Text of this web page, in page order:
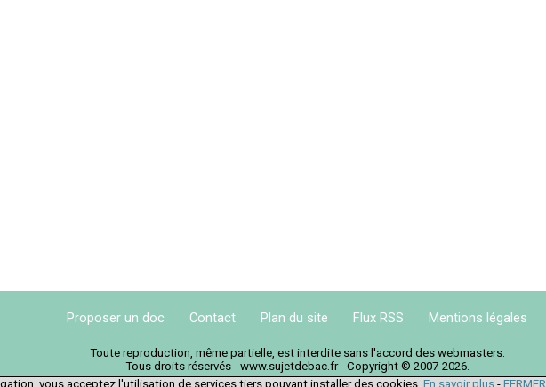
Proposer un doc Contact Plan du site Flux RSS Mentions légales
Toute reproduction, même partielle, est interdite sans l'accord des webmasters.
Tous droits réservés - www.sujetdebac.fr - Copyright © 2007-2026.
vous acceptez l'utilisation de services tiers pouvant installer des cookies. En savoir plus- FERMER